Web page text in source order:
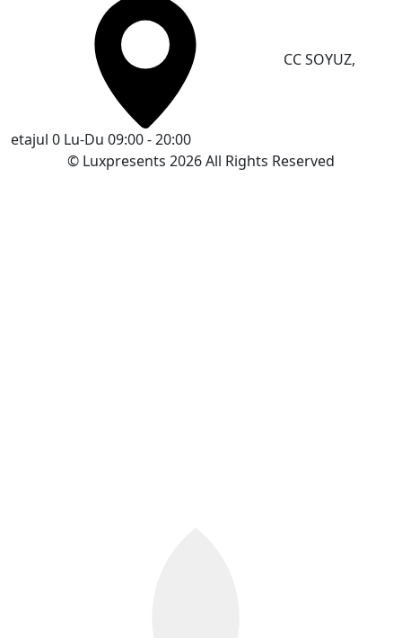
CC SOYUZ,
etajul 0 Lu-Du 09:00 - 20:00
© Luxpresents 2026 All Rights Reserved